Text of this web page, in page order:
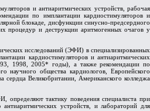
и антиаритмических устройств, рабочая
по имплантации кардиостимуляторов и
блокаде, дисфункции синусно-предсердного
процедур и деструкции аритмогенных очагов у
исследований (ЭФИ) в специализированных
кардиостимуляторов и антиаритмических
1998, 2005* годы), а также рекомендации по
научного общества кардиологов, Европейского
сердца Великобритании, Американского колледжа
определяют тактику поведения специалиста при
устройств, и лабораторий для